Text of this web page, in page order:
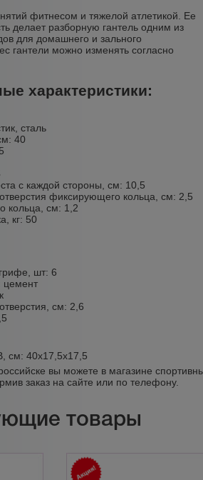
фитнесом и тяжелой атлетикой. Ее
делает разборную гантель одним из
для домашнего и зального
гантели можно изменять согласно
характеристики:
сталь
40
с каждой стороны, см: 10,5
фиксирующего кольца, см: 2,5
кольца, см: 1,2
кг: 50
шт: 6
цемент
см: 2,6
см: 40х17,5х17,5
вы можете в магазине
заказ на сайте или по телефону.
товары